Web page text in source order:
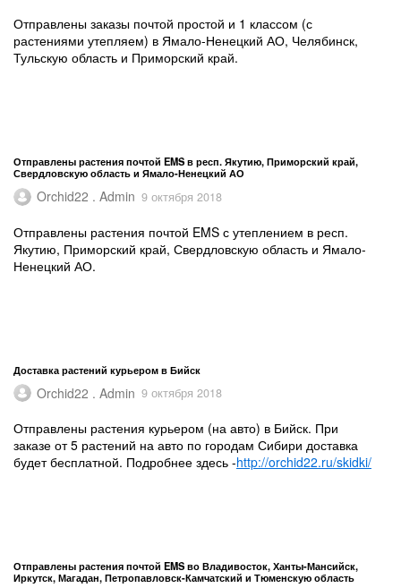
Отправлены заказы почтой простой и 1 классом (с
растениями утепляем) в Ямало-Ненецкий АО, Челябинск,
Тульскую область и Приморский край.
Отправлены растения почтой EMS в респ. Якутию, Приморский край,
Свердловскую область и Ямало-Ненецкий АО
Orchid22 . Admin 9 октября 2018
Отправлены растения почтой EMS с утеплением в респ.
Якутию, Приморский край, Свердловскую область и Ямало-
Ненецкий АО.
Доставка растений курьером в Бийск
Orchid22 . Admin 9 октября 2018
Отправлены растения курьером (на авто) в Бийск. При
заказе от 5 растений на авто по городам Сибири доставка
будет бесплатной. Подробнее здесь -http://orchid22.ru/skidki/
Отправлены растения почтой EMS во Владивосток, Ханты-Мансийск,
Иркутск, Магадан, Петропавловск-Камчатский и Тюменскую область